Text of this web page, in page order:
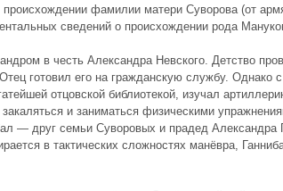
происхождении фамилии матери Суворова (от
сведений о происхождении рода
в честь Александра Невского. Детство
готовил его на гражданскую службу. Однако
отцовской библиотекой, изучал
и заниматься физическими
— друг семьи Суворовых и прадед
в тактических сложностях манёвра,